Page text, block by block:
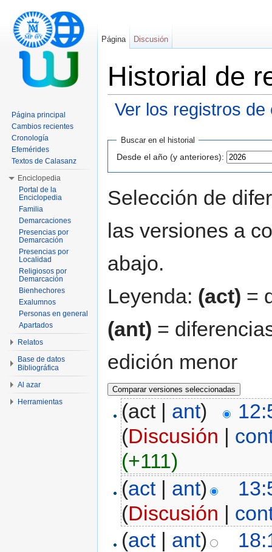
Historial de
Ver los registros de
Buscar en el historial
Desde el año (y anteriores):
Selección de
las versiones a
abajo.
Leyenda: (act) =
(ant) =
edición menor
(act | ant)
(Discusión |
(+111)
(act| ant)
(Discusión |
(act| ant)
Página Discusión
Página principal
Cambios recientes
Cronología
Efemérides
Textos de Calasanz
Enciclopedia
Portal de la
Enciclopedia
Familia
Demarcaciones
Presencias por
Demarcación
Presencias por
Localidad
Religiosos por
Demarcación
Bienhechores
Exalumnos
Personas en general
Apartados
Relatos
Base de datos
Bibliográfica
Al azar
Herramientas